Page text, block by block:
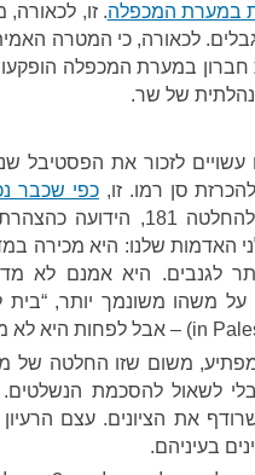
במערת המכפלה. זו,
לכאורה, כי המטרה
חברון במערת המכפלה
של שר.
לזכור את הפסטיבל
כפי שכבר
האדמות שלנו: היא מכירה
לגנבים. היא אמנם לא
משהו משונמך יותר, “בית
משום שזו החלטה של
לשאול להסכמת הנשלטים.
את הציונים. עצם הרעיון
בעיניהם.